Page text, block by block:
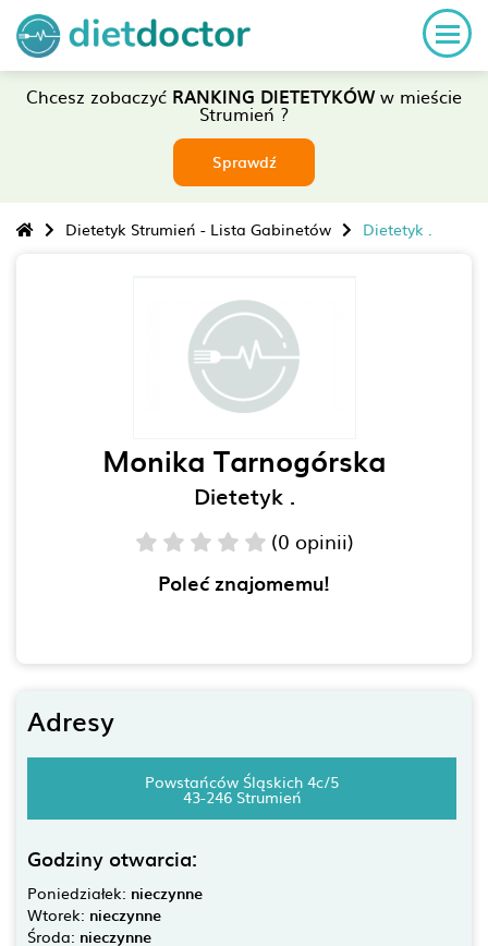
Chcesz zobaczyć RANKING DIETETYKÓWw mieście
Strumień ?
Sprawdź
Dietetyk Strumień - Lista Gabinetów Dietetyk .
Monika Tarnogórska
Dietetyk .
(0 opinii)
Poleć znajomemu!
Adresy
Powstańców Śląskich 4c/5
43-246 Strumień
Godziny otwarcia:
Poniedziałek: nieczynne
Wtorek: nieczynne
Środa: nieczynne